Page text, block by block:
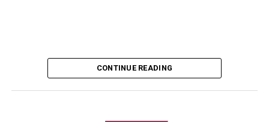
CONTINUE READING